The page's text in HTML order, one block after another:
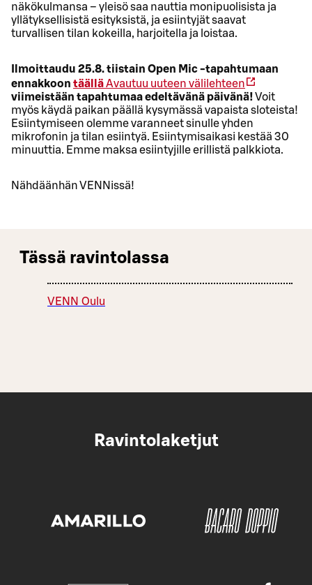
näkökulmansa – yleisö saa nauttia monipuolisista ja
yllätyksellisistä esityksistä, ja esiintyjät saavat
turvallisen tilan kokeilla, harjoitella ja loistaa.
Ilmoittaudu 25.8. tiistain Open Mic -tapahtumaan
ennakkoon täälläAvautuu uuteen välilehteen
viimeistään tapahtumaa edeltävänä päivänä!Voit
myös käydä paikan päällä kysymässä vapaista sloteista!
Esiintymiseen olemme varanneet sinulle yhden
mikrofonin ja tilan esiintyä. Esiintymisaikasi kestää 30
minuuttia. Emme maksa esiintyjille erillistä palkkiota.
Nähdäänhän VENNissä!
Tässä ravintolassa
VENN Oulu
Ravintolaketjut